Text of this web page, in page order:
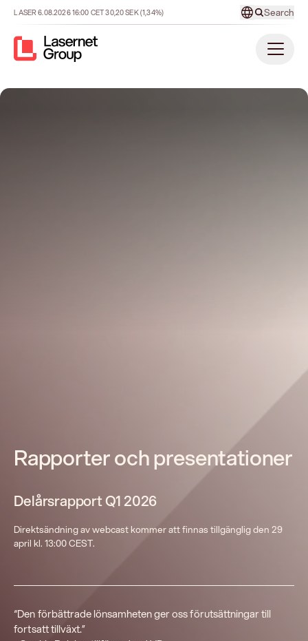
LASER6.08.202616:00 CET30,20SEK(1,34%) Search
Rapporter och presentationer
Delårsrapport Q1 2026
Direktsändning av webcast kommer att finnas tillgänglig den 29
april kl. 13:00 CEST.
“Den förbättrade lönsamheten ger oss förutsättningar till
fortsatt tillväxt.”